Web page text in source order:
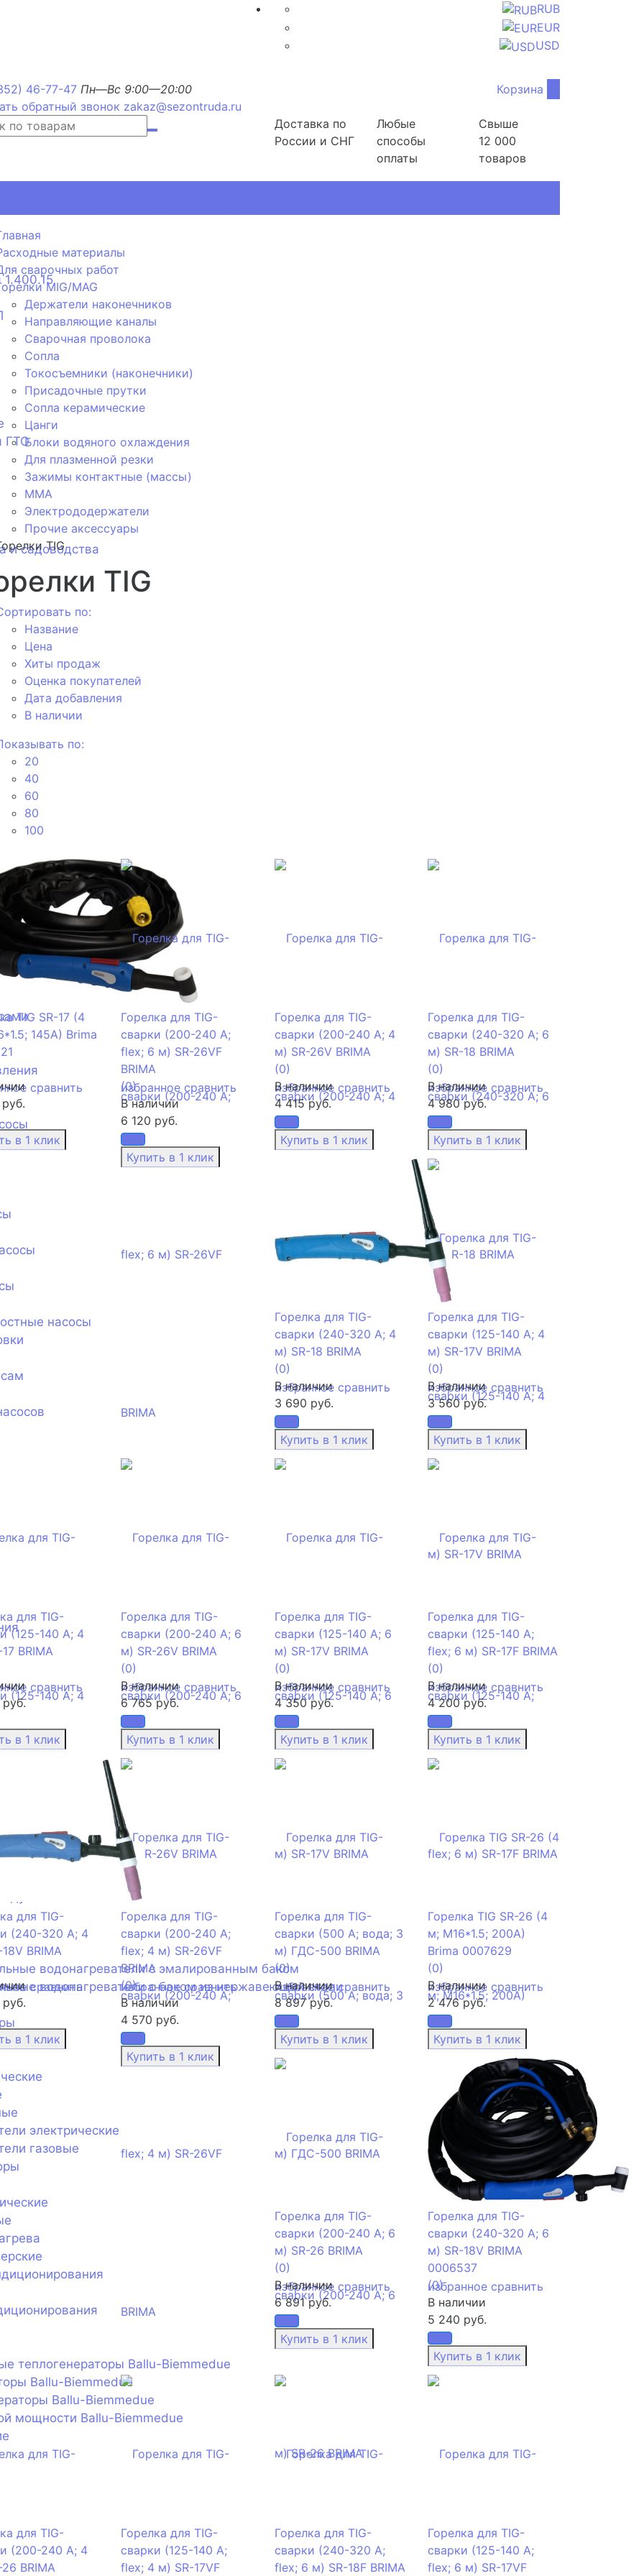
RUB
EUR
USD
46-77-47 Пн—Вс 9:00—20:00
обратный звонок zakaz@sezontruda.ru
Корзина
Доставка по
России и СНГ
Любые
способы
оплаты
Свыше
12 000
товаров
ГТО
и садоводства
насосы
системы
водонагреватели с эмалированным баком
водонагреватели с баком из нержавеющей стали
электрические
газовые
теплогенераторы Ballu-Biemmedue
Ballu-Biemmedue
Ballu-Biemmedue
мощности Ballu-Biemmedue
материалы
сварочных работ
MIG/MAG
Держатели наконечников
Направляющие каналы
Сварочная проволока
Сопла
Токосъемники (наконечники)
Присадочные прутки
Сопла керамические
Цанги
Блоки водяного охлаждения
Для плазменной резки
Зажимы контактные (массы)
ММА
Электрододержатели
Прочие аксессуары
TIG
TIG
по:
Название
Цена
Хиты продаж
Оценка покупателей
Дата добавления
В наличии
по:
20
40
60
80
100
сравнить
TIG SR-17 (4
145А) Brima
избранное сравнить
Горелка для TIG-
сварки (200-240 А;
flex; 6 м) SR-26VF
BRIMA
(0)
В наличии
6 120 руб.
избранное сравнить
Горелка для TIG-
сварки (200-240 А; 4
м) SR-26V BRIMA
(0)
В наличии
4 415 руб.
избранное сравнить
Горелка для TIG-
сварки (240-320 А; 6
м) SR-18 BRIMA
(0)
В наличии
4 980 руб.
избранное сравнить
Горелка для TIG-
сварки (240-320 А; 4
м) SR-18 BRIMA
(0)
В наличии
3 690 руб.
избранное сравнить
Горелка для TIG-
сварки (125-140 А; 4
м) SR-17V BRIMA
(0)
В наличии
3 560 руб.
сравнить
для TIG-
(125-140 А; 4
BRIMA
избранное сравнить
Горелка для TIG-
сварки (200-240 А; 6
м) SR-26V BRIMA
(0)
В наличии
6 765 руб.
избранное сравнить
Горелка для TIG-
сварки (125-140 А; 6
м) SR-17V BRIMA
(0)
В наличии
4 350 руб.
избранное сравнить
Горелка для TIG-
сварки (125-140 А;
flex; 6 м) SR-17F BRIMA
(0)
В наличии
4 200 руб.
сравнить
для TIG-
(240-320 А; 4
BRIMA
избранное сравнить
Горелка для TIG-
сварки (200-240 А;
flex; 4 м) SR-26VF
BRIMA
(0)
В наличии
4 570 руб.
избранное сравнить
Горелка для TIG-
сварки (500 А; вода; 3
м) ГДС-500 BRIMA
(0)
В наличии
8 897 руб.
избранное сравнить
Горелка TIG SR-26 (4
м; М16*1.5; 200А)
Brima 0007629
(0)
В наличии
2 476 руб.
избранное сравнить
Горелка для TIG-
сварки (200-240 А; 6
м) SR-26 BRIMA
(0)
В наличии
6 891 руб.
избранное сравнить
Горелка для TIG-
сварки (240-320 А; 6
м) SR-18V BRIMA
0006537
(0)
В наличии
5 240 руб.
для TIG-
(200-240 А; 4
BRIMA
Горелка для TIG-
сварки (125-140 А;
flex; 4 м) SR-17VF
Горелка для TIG-
сварки (240-320 А;
flex; 6 м) SR-18F BRIMA
Горелка для TIG-
сварки (125-140 А;
flex; 6 м) SR-17VF